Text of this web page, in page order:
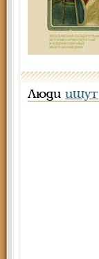
Люди ищут